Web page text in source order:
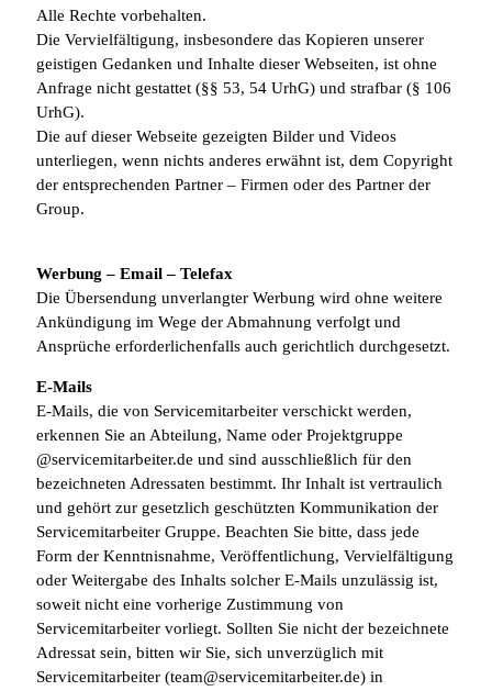
Alle Rechte vorbehalten.
Die Vervielfältigung, insbesondere das Kopieren unserer
geistigen Gedanken und Inhalte dieser Webseiten, ist ohne
Anfrage nicht gestattet (§§ 53, 54 UrhG) und strafbar (§ 106
UrhG).
Die auf dieser Webseite gezeigten Bilder und Videos
unterliegen, wenn nichts anderes erwähnt ist, dem Copyright
der entsprechenden Partner – Firmen oder des Partner der
Group.
Werbung – Email – Telefax
Die Übersendung unverlangter Werbung wird ohne weitere
Ankündigung im Wege der Abmahnung verfolgt und
Ansprüche erforderlichenfalls auch gerichtlich durchgesetzt.
E-Mails
E-Mails, die von Servicemitarbeiter verschickt werden,
erkennen Sie an Abteilung, Name oder Projektgruppe
@servicemitarbeiter.de und sind ausschließlich für den
bezeichneten Adressaten bestimmt. Ihr Inhalt ist vertraulich
und gehört zur gesetzlich geschützten Kommunikation der
Servicemitarbeiter Gruppe. Beachten Sie bitte, dass jede
Form der Kenntnisnahme, Veröffentlichung, Vervielfältigung
oder Weitergabe des Inhalts solcher E-Mails unzulässig ist,
soweit nicht eine vorherige Zustimmung von
Servicemitarbeiter vorliegt. Sollten Sie nicht der bezeichnete
Adressat sein, bitten wir Sie, sich unverzüglich mit
Servicemitarbeiter (team@servicemitarbeiter.de) in